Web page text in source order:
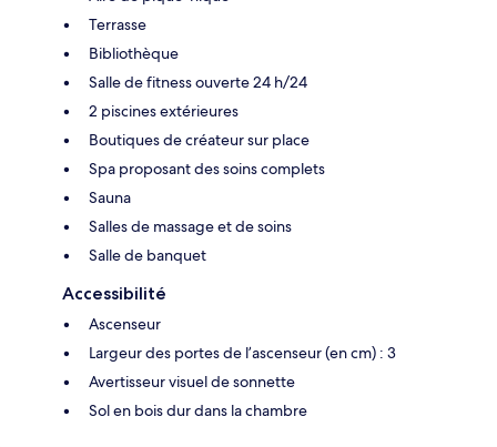
Terrasse
Bibliothèque
Salle de fitness ouverte 24 h/24
2 piscines extérieures
Boutiques de créateur sur place
Spa proposant des soins complets
Sauna
Salles de massage et de soins
Salle de banquet
Accessibilité
Ascenseur
Largeur des portes de l’ascenseur (en cm) : 3
Avertisseur visuel de sonnette
Sol en bois dur dans la chambre